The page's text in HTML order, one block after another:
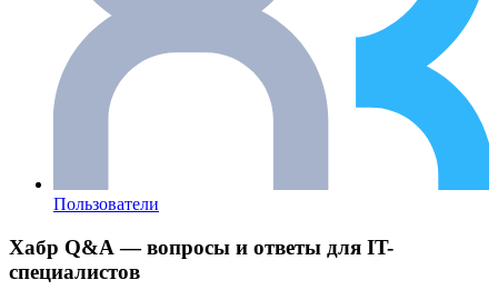
Пользователи
Хабр Q&A — вопросы и ответы для IT-
специалистов